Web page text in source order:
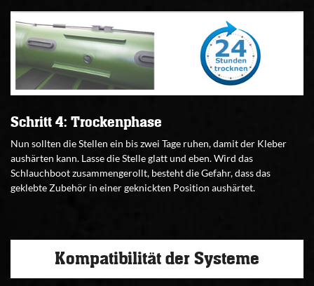
Schritt 4: Trockenphase
Nun sollten die Stellen ein bis zwei Tage ruhen, damit der Kleber
aushärten kann. Lasse die Stelle glatt und eben. Wird das
Schlauchboot zusammengerollt, besteht die Gefahr, dass das
geklebte Zubehör in einer geknickten Position aushärtet.
Kompatibilität der Systeme